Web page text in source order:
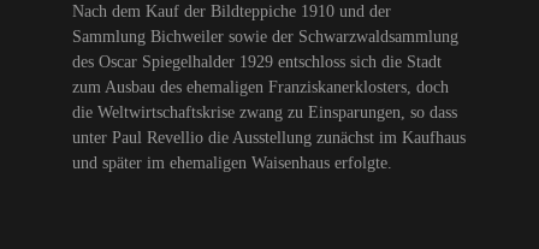
Nach dem Kauf der Bildteppiche 1910 und der
Sammlung Bichweiler sowie der Schwarzwaldsammlung
des Oscar Spiegelhalder 1929 entschloss sich die Stadt
zum Ausbau des ehemaligen Franziskanerklosters, doch
die Weltwirtschaftskrise zwang zu Einsparungen, so dass
unter Paul Revellio die Ausstellung zunächst im Kaufhaus
und später im ehemaligen Waisenhaus erfolgte.